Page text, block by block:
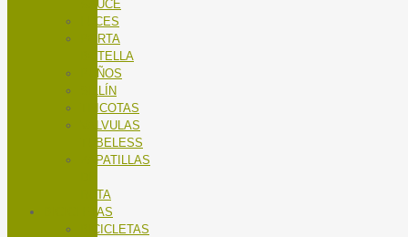
SAUCE
LUCES
PORTA
BOTELLA
PUÑOS
SILLÍN
TRICOTAS
VALVULAS
TUBELESS
ZAPATILLAS
RUTA
BICICLETAS
BICICLETAS